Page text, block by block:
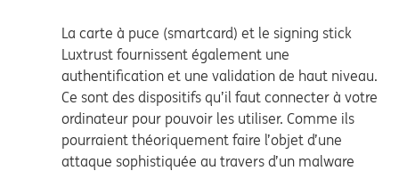
La carte à puce (smartcard) et le signing stick
Luxtrust fournissent également une
authentification et une validation de haut niveau.
Ce sont des dispositifs qu’il faut connecter à votre
ordinateur pour pouvoir les utiliser. Comme ils
pourraient théoriquement faire l’objet d’une
attaque sophistiquée au travers d’un malware